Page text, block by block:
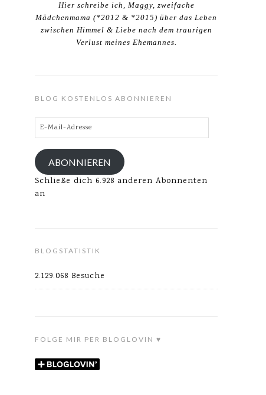
Hier schreibe ich, Maggy, zweifache
Mädchenmama (*2012 & *2015) über das Leben
zwischen Himmel & Liebe nach dem traurigen
Verlust meines Ehemannes.
BLOG KOSTENLOS ABONNIEREN
E-
Mail-
Adresse
ABONNIEREN
Schließe dich 6.928 anderen Abonnenten
an
BLOGSTATISTIK
2.129.068 Besuche
FOLGE MIR PER BLOGLOVIN ♥